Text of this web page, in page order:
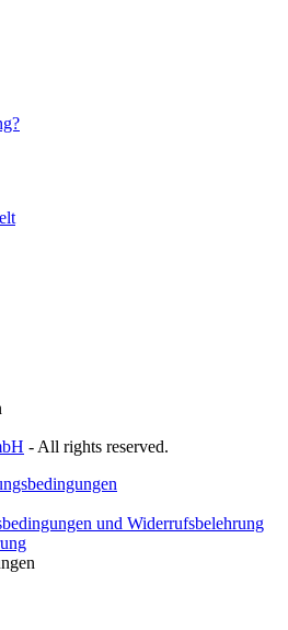
- All rights reserved.
und Widerrufsbelehrung